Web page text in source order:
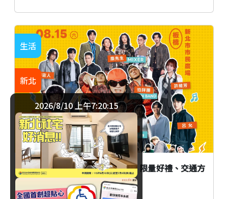
「2026當大人高校祭」在新北！限量好禮、交通方
式與演出時間全攻略一次看
生活
新北
2026/8/10 上午7:20:16